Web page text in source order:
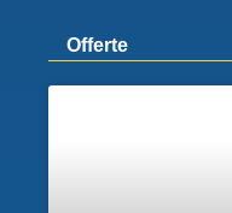
Offerte